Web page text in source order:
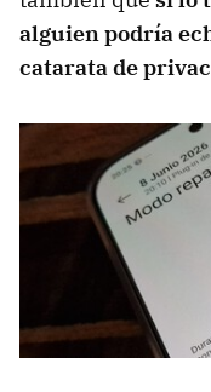
alguien podría
catarata de